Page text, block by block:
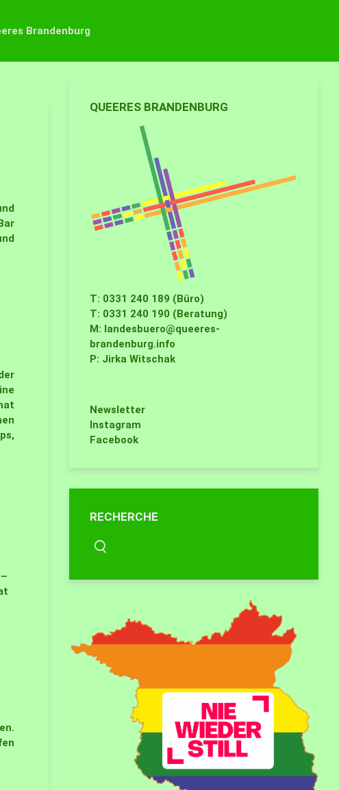
Brandenburg
QUEERES BRANDENBURG
T: 0331 240 189 (Büro)
T: 0331 240 190 (Beratung)
M: landesbuero@queeres-
brandenburg.info
P: Jirka Witschak
Newsletter
Instagram
Facebook
RECHERCHE